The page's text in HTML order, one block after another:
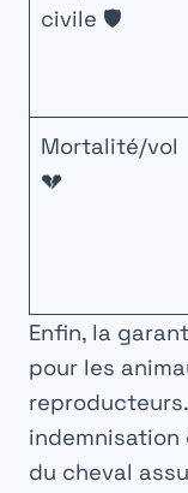
civile 🛡️
Mortalité/vol
💔
Enfin, la
pour les
indemnisation
du cheval